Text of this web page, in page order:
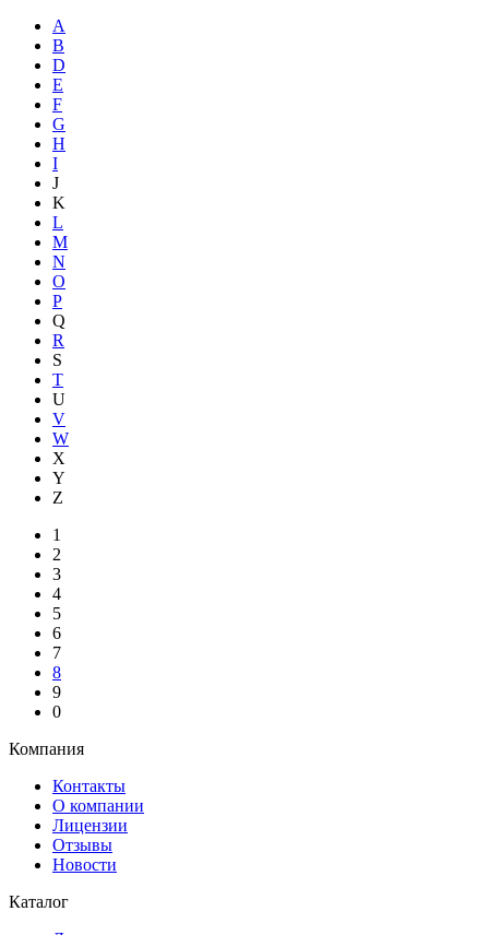
A
B
D
E
F
G
H
I
J
K
L
M
N
O
P
Q
R
S
T
U
V
W
X
Y
Z
1
2
3
4
5
6
7
8
9
0
Компания
Контакты
О компании
Лицензии
Отзывы
Новости
Каталог